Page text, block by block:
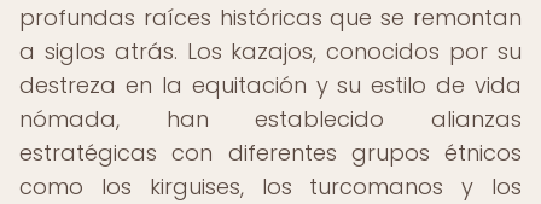
profundas raíces históricas que se remontan
a siglos atrás. Los kazajos, conocidos por su
destreza en la equitación y su estilo de vida
nómada, han establecido alianzas
estratégicas con diferentes grupos étnicos
como los kirguises, los turcomanos y los